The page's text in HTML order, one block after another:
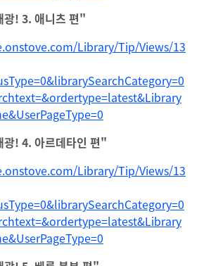
광! 3. 애니츠 편"
Library/Tip/Views/13
광! 4. 아르데타인 편"
Library/Tip/Views/13